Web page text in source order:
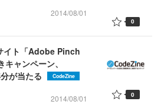
2014/08/01
0
イト「Adobe Pinch
ャンペーン、
が当たる
CodeZine
2014/08/01 0